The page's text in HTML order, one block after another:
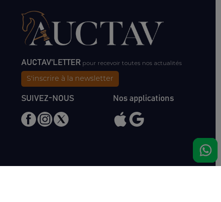
AUCTAV'LETTER pour recevoir toutes nos actualités
S'inscrire à la newsletter
SUIVEZ-NOUS Nos applications